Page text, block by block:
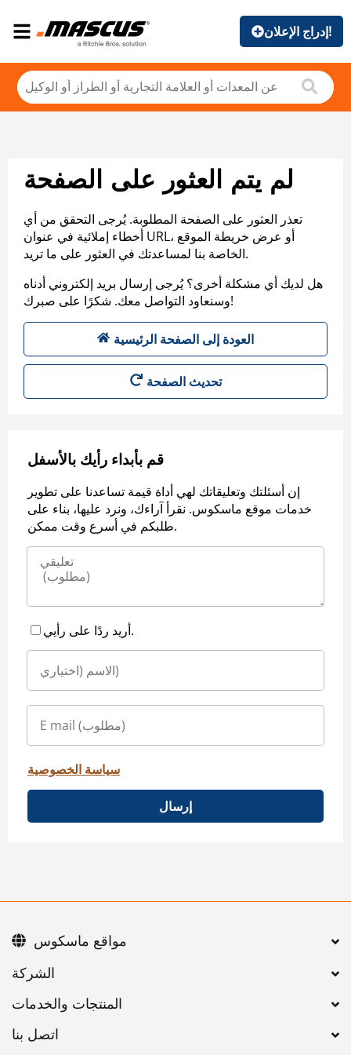
إدراج الإعلان!
لم يتم العثور على الصفحة
تعذر العثور على الصفحة المطلوبة. يُرجى التحقق من أي
أخطاء إملائية في عنوان URL، أو عرض خريطة الموقع
الخاصة بنا لمساعدتك في العثور على ما تريد.
هل لديك أي مشكلة أخرى؟ يُرجى إرسال بريد إلكتروني أدناه
وسنعاود التواصل معك. شكرًا على صبرك!
العودة إلى الصفحة الرئيسية
تحديث الصفحة
قم بأبداء رأيك بالأسفل
إن أسئلتك وتعليقاتك لهي أداة قيمة تساعدنا على تطوير
خدمات موقع ماسكوس. نقرأ آراءك، ونرد عليها، بناء على
طلبكم في أسرع وقت ممكن.
أريد ردًا على رأيي.
سياسة الخصوصية
إرسال
اتصل بنا
مواقع ماسكوس